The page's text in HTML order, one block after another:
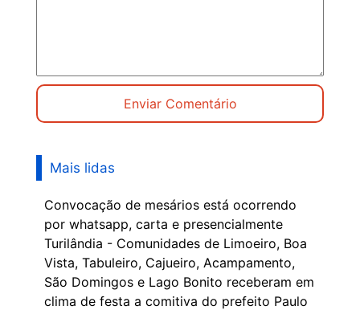
Mais lidas
Convocação de mesários está ocorrendo
por whatsapp, carta e presencialmente
Turilândia - Comunidades de Limoeiro, Boa
Vista, Tabuleiro, Cajueiro, Acampamento,
São Domingos e Lago Bonito receberam em
clima de festa a comitiva do prefeito Paulo